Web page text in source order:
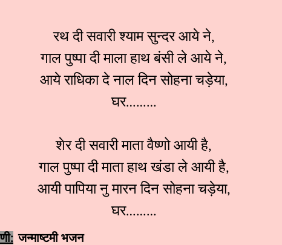
रथ दी सवारी श्याम सुन्दर आये ने,
गाल पुष्पा दी माला हाथ बंसी ले आये ने,
आये राधिका दे नाल दिन सोहना चड़ेया,
घर………
शेर दी सवारी माता वैष्णो आयी है,
गाल पुष्पा दी माता हाथ खंडा ले आयी है,
आयी पापिया नु मारन दिन सोहना चड़ेया,
घर………
जन्माष्टमी भजन